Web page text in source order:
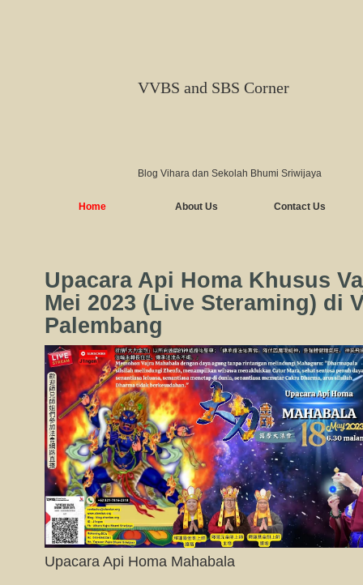
VVBS and SBS Corner
Blog Vihara dan Sekolah Bhumi Sriwijaya
Home About Us Contact Us
Upacara Api Homa Khusus
Mei 2023 (Live Steraming) di
Palembang
Upacara Api Homa Mahabala